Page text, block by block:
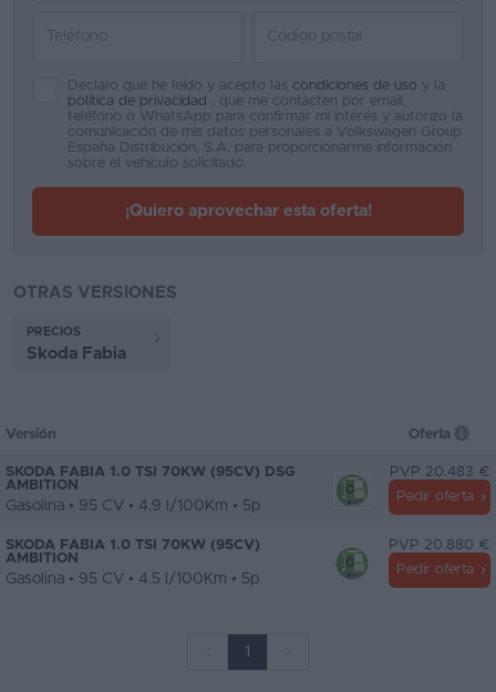
Declaro que he leído y acepto las condiciones de uso y la
política de privacidad , que me contacten por email,
teléfono o WhatsApp para confirmar mi interés y autorizo la
comunicación de mis datos personales a Volkswagen Group
España Distribución, S.A. para proporcionarme información
sobre el vehículo solicitado.
¡Quiero aprovechar esta oferta!
OTRAS VERSIONES
PRECIOS
Skoda Fabia
Versión Oferta
SKODA FABIA 1.0 TSI 70KW (95CV) DSG
AMBITION
Gasolina • 95 CV • 4.9 l/100Km • 5p
PVP 20.483 €
Pedir oferta
SKODA FABIA 1.0 TSI 70KW (95CV)
AMBITION
Gasolina • 95 CV • 4.5 l/100Km • 5p
PVP 20.880 €
Pedir oferta
1